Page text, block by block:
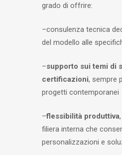
grado di offrire:
–consulenza tecnica
del modello alle
–supporto sui temi di
certificazioni, sempre
progetti contemporanei
–flessibilità produttiva
filiera interna che
personalizzazioni e